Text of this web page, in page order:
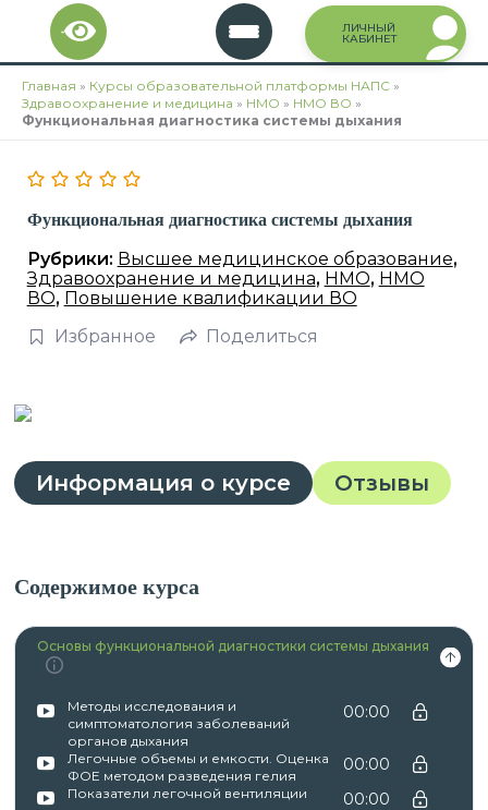
Перейти
содержимому
ЛИЧНЫЙ
КАБИНЕТ
Главная » Курсы образовательной платформы НАПС »
Здравоохранение и медицина » НМО » НМО ВО »
Функциональная диагностика системы дыхания
Функциональная диагностика системы дыхания
Рубрики: Высшее медицинское образование,
Здравоохранение и медицина, НМО, НМО
ВО, Повышение квалификации ВО
Избранное
Поделиться
Информация о курсе Отзывы
Содержимое курса
Основы функциональной диагностики системы дыхания
Методы исследования и
симптоматология заболеваний
органов дыхания
00:00
Легочные объемы и емкости. Оценка
ФОЕ методом разведения гелия
00:00
Показатели легочной вентиляции 00:00